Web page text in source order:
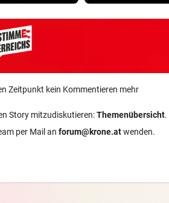
Zeitpunkt kein Kommentieren mehr
Story mitzudiskutieren:Themenübersicht.
per Mail an forum@krone.atwenden.